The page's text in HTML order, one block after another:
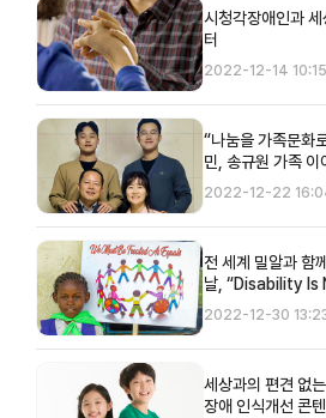
시청각장애인과
터
2022-12-14
“나눔을 가족문화
민, 송규원 가족 이
2022-12-22
전 세계 밀알과 함
날, “Disability
2022-12-30
세상과의 편견 없
장애 인식개선 콘텐